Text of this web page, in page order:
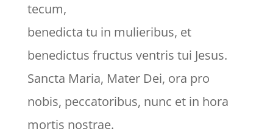
tecum,
benedicta tu in mulieribus, et
benedictus fructus ventris tui Jesus.
Sancta Maria, Mater Dei, ora pro
nobis, peccatoribus, nunc et in hora
mortis nostrae.